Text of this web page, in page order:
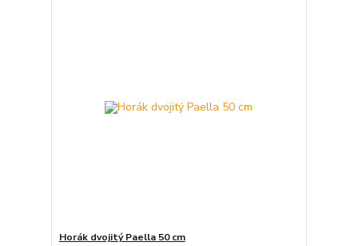
Horák dvojitý Paella 50 cm